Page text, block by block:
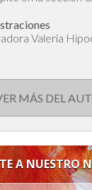
Valeria
MÁS DEL
A NUESTRO